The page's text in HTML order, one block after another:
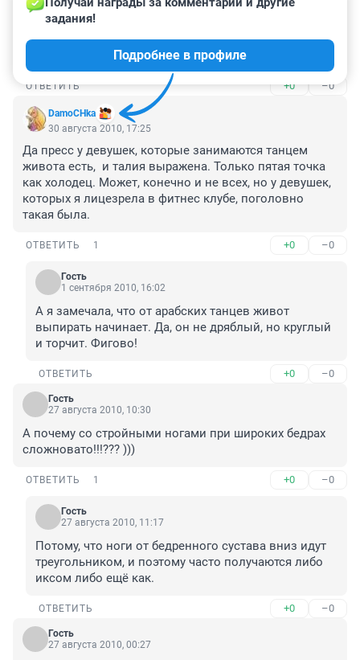
DamoCHka по поводу пятой точки с вами не
соглашусь))) Хожу на танец живота уже пол года,
подтянулась пятая точка и животик изчез просто на
ОТВЕТИТЬ +0 –0
DamoCHka
задания!
Подробнее в профиле
30 августа 2010, 17:25
Да пресс у девушек, которые занимаются танцем
живота есть,  и талия выражена. Только пятая точка
как холодец. Может, конечно и не всех, но у девушек,
которых я лицезрела в фитнес клубе, поголовно
такая была.
ОТВЕТИТЬ 1 +0 –0
Гость
1 сентября 2010, 16:02
А я замечала, что от арабских танцев живот
выпирать начинает. Да, он не дряблый, но круглый
ОТВЕТИТЬ +0 –0
Гость
27 августа 2010, 10:30
А почему со стройными ногами при широких бедрах
сложновато!!!??? )))
ОТВЕТИТЬ 1 +0 –0
Гость
27 августа 2010, 11:17
Потому, что ноги от бедренного сустава вниз идут
треугольником, и поэтому часто получаются либо
иксом либо ещё как.
ОТВЕТИТЬ +0 –0
Гость
27 августа 2010, 00:27